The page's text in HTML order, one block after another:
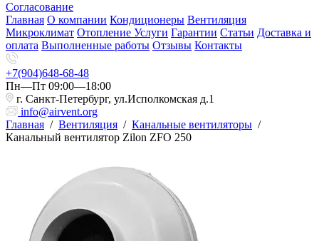
Согласование
Главная О компании Кондиционеры Вентиляция
Микроклимат Отопление Услуги Гарантии Статьи Доставка и
оплата Выполненные работы Отзывы Контакты
+7(904)648-68-48
Пн—Пт 09:00—18:00
г. Санкт-Петербург, ул.Исполкомская д.1
info@airvent.org
Главная / Вентиляция / Канальные вентиляторы /
Канальный вентилятор Zilon ZFO 250